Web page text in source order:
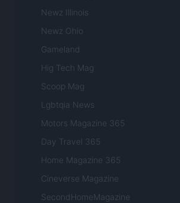
Newz Illinois
Newz Ohio
Gameland
Hig Tech Mag
Scoop Mag
Lgbtqia News
Motors Magazine 365
Day Travel 365
Home Magazine 365
Cineverse Magazine
SecondHomeMagazine